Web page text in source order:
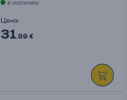
в наличии
Цена:
31.99 €